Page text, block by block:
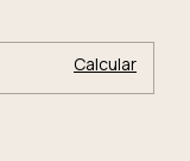
Calcular